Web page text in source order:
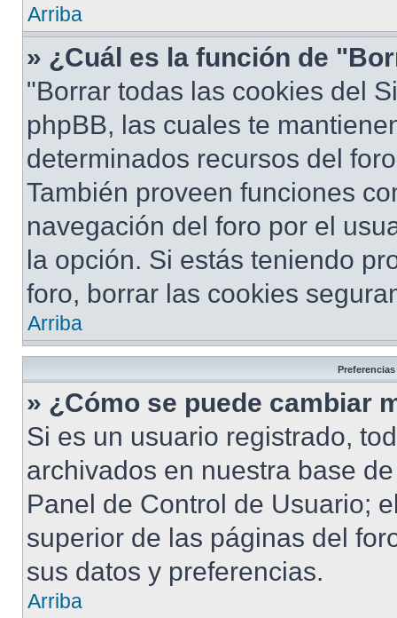
Arriba
» ¿Cuál es la función de
"Borrar todas las cookies del
phpBB, las cuales te
determinados recursos del
También proveen funciones
navegación del foro por el
la opción. Si estás teniendo
foro, borrar las cookies
Arriba
» ¿Cómo se puede cambiar
Si es un usuario registrado,
archivados en nuestra base
Panel de Control de Usuario;
superior de las páginas del
sus datos y preferencias.
Arriba